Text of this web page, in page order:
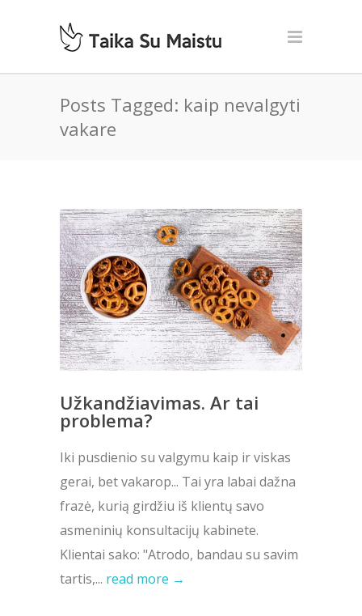
Posts Tagged: kaip nevalgyti
vakare
Užkandžiavimas. Ar tai
problema?
Iki pusdienio su valgymu kaip ir viskas
gerai, bet vakarop... Tai yra labai dažna
frazė, kurią girdžiu iš klientų savo
asmeninių konsultacijų kabinete.
Klientai sako: "Atrodo, bandau su savim
tartis,... read more →